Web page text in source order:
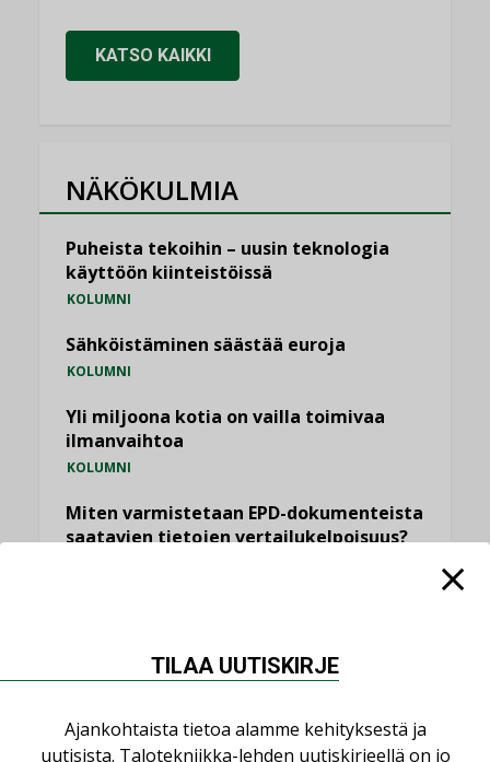
KATSO KAIKKI
NÄKÖKULMIA
Puheista tekoihin – uusin teknologia
käyttöön kiinteistöissä
KOLUMNI
Sähköistäminen säästää euroja
KOLUMNI
Yli miljoona kotia on vailla toimivaa
ilmanvaihtoa
KOLUMNI
Miten varmistetaan EPD-dokumenteista
saatavien tietojen vertailukelpoisuus?
KATSO KAIKKI
TILAA UUTISKIRJE
Ajankohtaista tietoa alamme kehityksestä ja
uutisista. Talotekniikka-lehden uutiskirjeellä on jo